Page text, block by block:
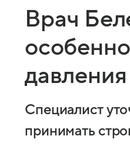
Врач
давления
Специалист
принимать